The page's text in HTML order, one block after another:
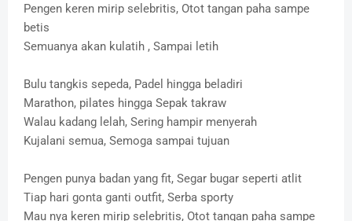
Pengen keren mirip selebritis, Otot tangan paha sampe
betis
Semuanya akan kulatih , Sampai letih
Bulu tangkis sepeda, Padel hingga beladiri
Marathon, pilates hingga Sepak takraw
Walau kadang lelah, Sering hampir menyerah
Kujalani semua, Semoga sampai tujuan
Pengen punya badan yang fit, Segar bugar seperti atlit
Tiap hari gonta ganti outfit, Serba sporty
Mau nya keren mirip selebritis, Otot tangan paha sampe